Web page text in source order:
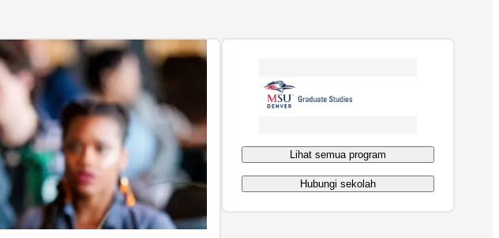
Lihat semua program
Hubungi sekolah